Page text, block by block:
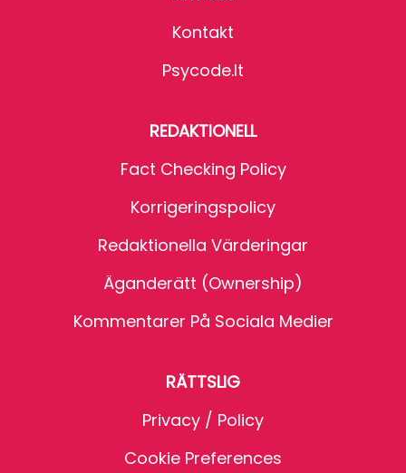
Kontakt
Psycode.it
REDAKTIONELL
Fact Checking Policy
Korrigeringspolicy
Redaktionella Värderingar
Äganderätt (Ownership)
Kommentarer På Sociala Medier
RÄTTSLIG
Privacy / Policy
Cookie Preferences